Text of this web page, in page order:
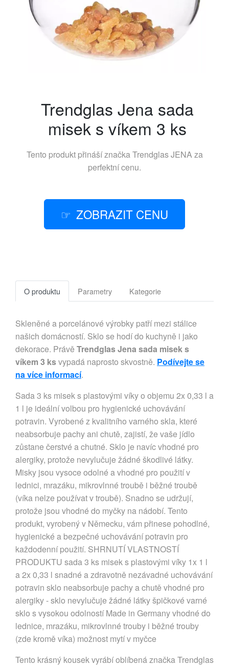
Trendglas Jena sada
misek s víkem 3 ks
Tento produkt přináší značkaTrendglas JENAza
perfektní cenu.
ZOBRAZIT CENU
O produktu Parametry Kategorie
Skleněné a porcelánové výrobky patří mezi stálice
našich domácností. Sklo se hodí do kuchyně i jako
dekorace. Právě Trendglas Jena sada misek s
víkem 3 ksvypadá naprosto skvostně. Podívejte se
na více informací.
Sada 3 ks misek s plastovými víky o objemu 2x 0,33 l a
1 l je ideální volbou pro hygienické uchovávání
potravin. Vyrobené z kvalitního varného skla, které
neabsorbuje pachy ani chutě, zajistí, že vaše jídlo
zůstane čerstvé a chutné. Sklo je navíc vhodné pro
alergiky, protože nevylučuje žádné škodlivé látky.
Misky jsou vysoce odolné a vhodné pro použití v
lednici, mrazáku, mikrovlnné troubě i běžné troubě
(víka nelze používat v troubě). Snadno se udržují,
protože jsou vhodné do myčky na nádobí. Tento
produkt, vyrobený v Německu, vám přinese pohodlné,
hygienické a bezpečné uchovávání potravin pro
každodenní použití. SHRNUTÍ VLASTNOSTÍ
PRODUKTU sada 3 ks misek s plastovými víky 1x 1 l
a 2x 0,33 l snadné a zdravotně nezávadné uchovávání
potravin sklo neabsorbuje pachy a chutě vhodné pro
alergiky - sklo nevylučuje žádné látky špičkové varné
sklo s vysokou odolností Made in Germany vhodné do
lednice, mrazáku, mikrovlnné trouby i běžné trouby
(zde kromě víka) možnost mytí v myčce
Tento krásný kousek vyrábí oblíbená značka Trendglas